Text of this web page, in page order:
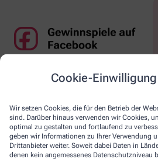
Cookie-
Wir setzen Cookies, die für den Betrieb der
sind. Darüber hinaus verwenden wir Cookies,
optimal zu gestalten und fortlaufend zu
geben wir Informationen zu Ihrer Verwendung
Drittanbieter weiter. Soweit dabei Daten in
denen kein angemessenes Datenschutzniveau